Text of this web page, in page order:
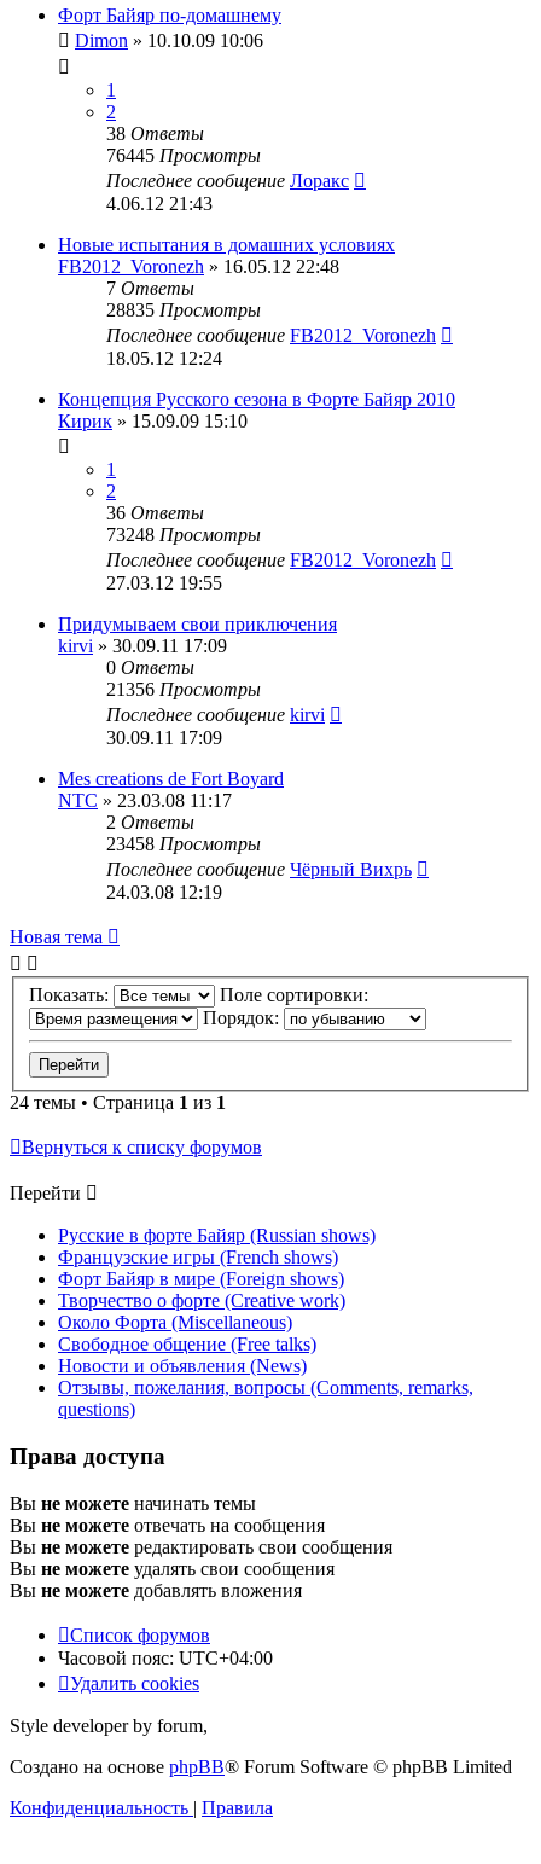
Форт Байяр по-домашнему
Dimon » 10.10.09 10:06
1
2
38 Ответы
76445 Просмотры
Последнее сообщение Лоракс
4.06.12 21:43
Новые испытания в домашних условиях
FB2012_Voronezh » 16.05.12 22:48
7 Ответы
28835 Просмотры
Последнее сообщение FB2012_Voronezh
18.05.12 12:24
Концепция Русского сезона в Форте Байяр 2010
Кирик » 15.09.09 15:10
1
2
36 Ответы
73248 Просмотры
Последнее сообщение FB2012_Voronezh
27.03.12 19:55
Придумываем свои приключения
kirvi » 30.09.11 17:09
0 Ответы
21356 Просмотры
Последнее сообщение kirvi
30.09.11 17:09
Mes creations de Fort Boyard
NTC » 23.03.08 11:17
2 Ответы
23458 Просмотры
Последнее сообщение Чёрный Вихрь
24.03.08 12:19
Новая тема
Показать:
Поле сортировки:
Порядок:
24 темы • Страница 1 из 1
Вернуться к списку форумов
Перейти
Русские в форте Байяр (Russian shows)
Французские игры (French shows)
Форт Байяр в мире (Foreign shows)
Творчество о форте (Creative work)
Около Форта (Miscellaneous)
Свободное общение (Free talks)
Новости и объявления (News)
Отзывы, пожелания, вопросы (Comments, remarks,
questions)
Права доступа
Вы не можете начинать темы
Вы не можете отвечать на сообщения
Вы не можете редактировать свои сообщения
Вы не можете удалять свои сообщения
Вы не можете добавлять вложения
Список форумов
Часовой пояс: UTC+04:00
Удалить cookies
Style developer by forum,
Создано на основе phpBB® Forum Software © phpBB Limited
Конфиденциальность | Правила